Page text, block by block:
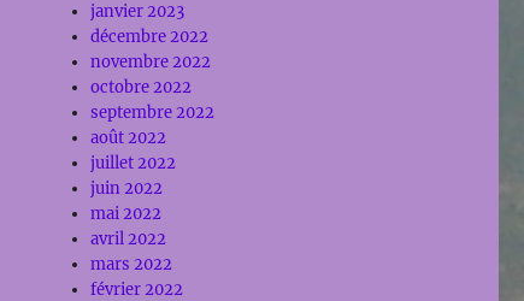
janvier 2023
décembre 2022
novembre 2022
octobre 2022
septembre 2022
août 2022
juillet 2022
juin 2022
mai 2022
avril 2022
mars 2022
février 2022